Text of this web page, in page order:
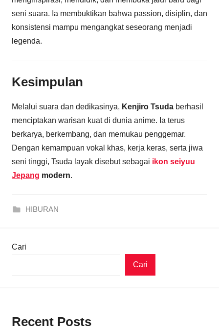
seni suara. Ia membuktikan bahwa passion, disiplin, dan
konsistensi mampu mengangkat seseorang menjadi
legenda.
Kesimpulan
Melalui suara dan dedikasinya, Kenjiro Tsuda berhasil
menciptakan warisan kuat di dunia anime. Ia terus
berkarya, berkembang, dan memukau penggemar.
Dengan kemampuan vokal khas, kerja keras, serta jiwa
seni tinggi, Tsuda layak disebut sebagai ikon seiyuu
Jepang modern.
HIBURAN
Cari
Cari
Recent Posts